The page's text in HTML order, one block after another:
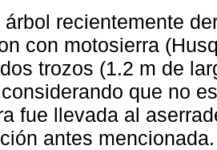
árbol recientemente
con motosierra
trozos (1.2 m de
que no
fue llevada al
antes mencionada.